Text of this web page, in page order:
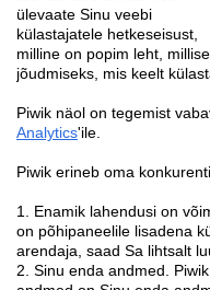
ülevaate Sinu veebi
külastajatele hetkeseisust,
milline on popim leht,
jõudmiseks, mis keelt
Piwik näol on tegemist
Analytics'ile.
Piwik erineb oma
1. Enamik lahendusi on
on põhipaneelile lisadena
arendaja, saad Sa lihtsalt
2. Sinu enda andmed.